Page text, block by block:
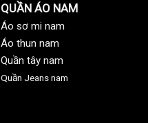
QUẦN ÁO NAM
Áo sơ mi nam
Áo thun nam
Quần tây nam
Quần Jeans nam